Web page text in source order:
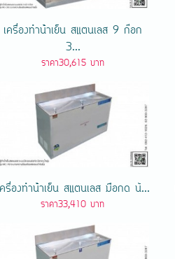
เครื่องทําน้ําเย็น สแตนเลส 9 ก๊อก
3...
ราคา30,615 บาท
ครื่องทําน้ําเย็น สแตนเลส มือกด น้...
ราคา33,410 บาท